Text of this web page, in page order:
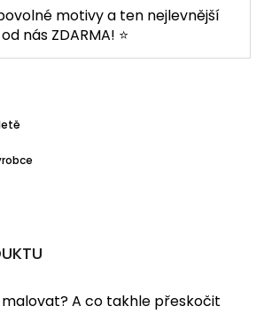
motivy a ten nejlevnější
nás ZDARMA! ⭐
A co takhle přeskočit